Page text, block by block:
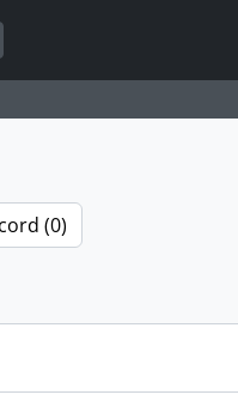
in browse page
(0)